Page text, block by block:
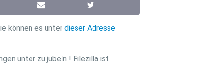
können es unter dieser Adresse
unter zu jubeln ! Filezilla ist